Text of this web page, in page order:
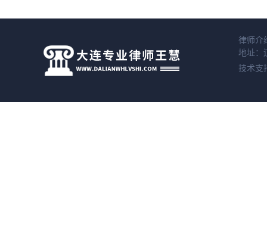
律师介
地址：
技术支